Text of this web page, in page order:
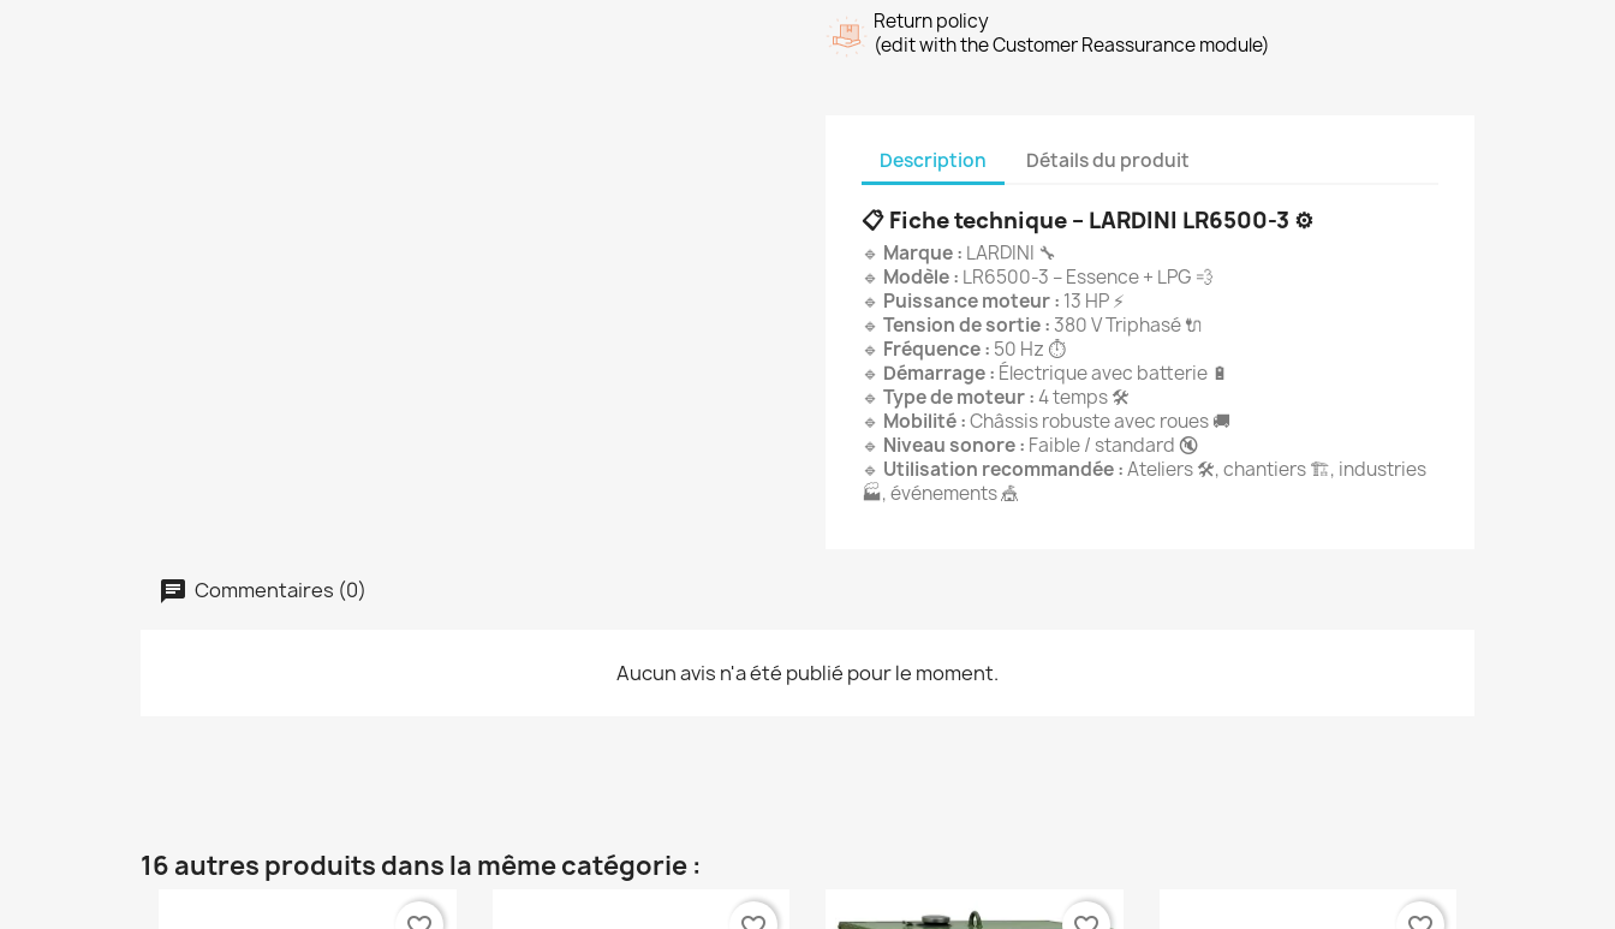
Return policy
(edit with the Customer Reassurance module)
Description Détails du produit
📋 Fiche technique – LARDINI LR6500-3 ⚙️
🔹 Marque : LARDINI 🔧
🔹 Modèle : LR6500-3 – Essence + LPG 💨
🔹 Puissance moteur : 13 HP ⚡
🔹 Tension de sortie :380 V Triphasé 🔌
🔹 Fréquence : 50 Hz ⏱️
🔹 Démarrage : Électrique avec batterie 🔋
🔹 Type de moteur :4 temps 🛠️
🔹 Mobilité :Châssis robuste avec roues 🚚
🔹 Niveau sonore : Faible / standard 🔇
🔹 Utilisation recommandée :Ateliers 🛠️, chantiers 🏗️, industries
🏭, événements 🎪
Commentaires (0)
Aucun avis n'a été publié pour le moment.
16 autres produits dans la même catégorie :